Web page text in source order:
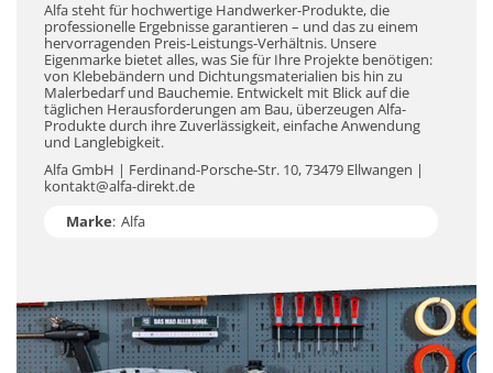
Alfa steht für hochwertige Handwerker-Produkte, die
professionelle Ergebnisse garantieren – und das zu einem
hervorragenden Preis-Leistungs-Verhältnis. Unsere
Eigenmarke bietet alles, was Sie für Ihre Projekte benötigen:
von Klebebändern und Dichtungsmaterialien bis hin zu
Malerbedarf und Bauchemie. Entwickelt mit Blick auf die
täglichen Herausforderungen am Bau, überzeugen Alfa-
Produkte durch ihre Zuverlässigkeit, einfache Anwendung
und Langlebigkeit.
Alfa GmbH | Ferdinand-Porsche-Str. 10, 73479 Ellwangen |
kontakt@alfa-direkt.de
Marke: Alfa